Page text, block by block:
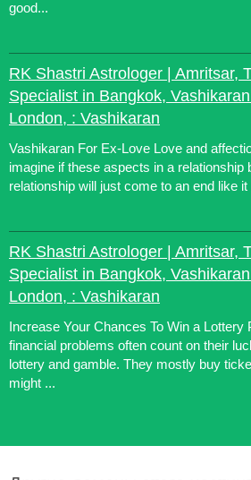
good...
RK Shastri Astrologer | Amritsar,
Specialist in Bangkok,
London, : Vashikaran
Vashikaran For Ex-Love Love and
imagine if these aspects in a relationship
relationship will just come to an end like
RK Shastri Astrologer | Amritsar,
Specialist in Bangkok,
London, : Vashikaran
Increase Your Chances To Win a Lottery
financial problems often count on their
lottery and gamble. They mostly buy
might ...